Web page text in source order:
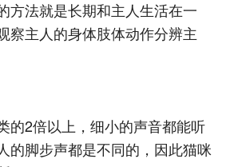
方法就是长期和主人生活在一
察主人的身体肢体动作分辨主
的2倍以上，细小的声音都能听
的脚步声都是不同的，因此猫咪